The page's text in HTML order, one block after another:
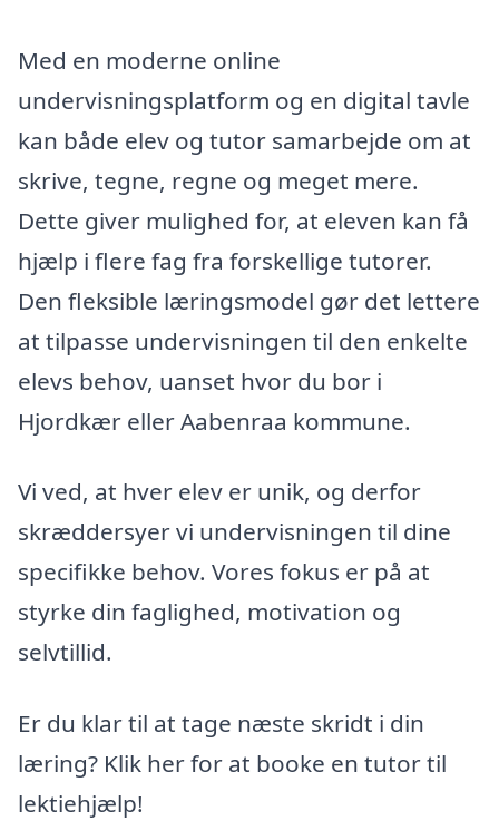
Med en moderne online
undervisningsplatform og en digital tavle
kan både elev og tutor samarbejde om at
skrive, tegne, regne og meget mere.
Dette giver mulighed for, at eleven kan få
hjælp i flere fag fra forskellige tutorer.
Den fleksible læringsmodel gør det lettere
at tilpasse undervisningen til den enkelte
elevs behov, uanset hvor du bor i
Hjordkær eller Aabenraa kommune.
Vi ved, at hver elev er unik, og derfor
skræddersyer vi undervisningen til dine
specifikke behov. Vores fokus er på at
styrke din faglighed, motivation og
selvtillid.
Er du klar til at tage næste skridt i din
læring? Klik her for at booke en tutor til
lektiehjælp!